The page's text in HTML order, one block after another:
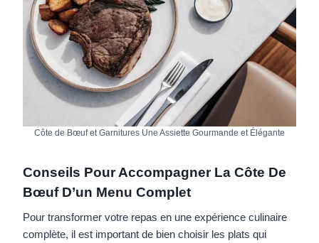
Côte de Bœuf et Garnitures Une Assiette Gourmande et Élégante
Conseils Pour Accompagner La Côte De
Bœuf D’un Menu Complet
Pour transformer votre repas en une expérience culinaire
complète, il est important de bien choisir les plats qui